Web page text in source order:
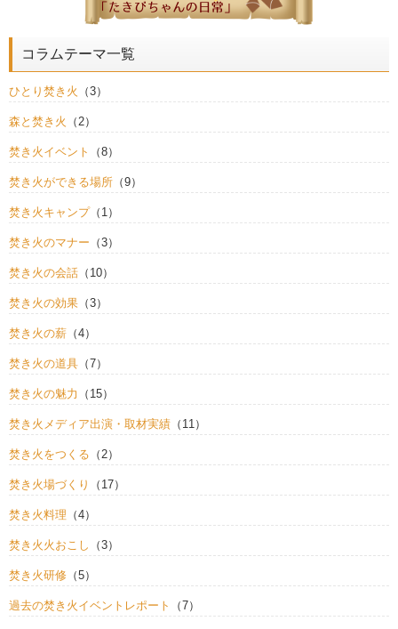
コラムテーマ一覧
ひとり焚き火 （3）
森と焚き火 （2）
焚き火イベント （8）
焚き火ができる場所 （9）
焚き火キャンプ（1）
焚き火のマナー （3）
焚き火の会話 （10）
焚き火の効果 （3）
焚き火の薪 （4）
焚き火の道具 （7）
焚き火の魅力 （15）
焚き火メディア出演・取材実績 （11）
焚き火をつくる （2）
焚き火場づくり （17）
焚き火料理 （4）
焚き火火おこし （3）
焚き火研修 （5）
過去の焚き火イベントレポート （7）